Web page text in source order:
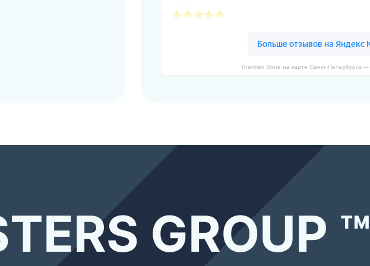
Thermex Store на карте Санкт‑Петербурга
GROUP ™